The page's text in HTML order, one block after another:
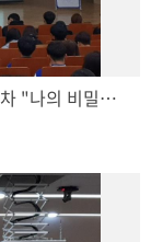
2018-2학기 CHARM인문학콘서트 7주차 "나의 비밀스러운 대중음악-이혜진(교양대학 교수)"